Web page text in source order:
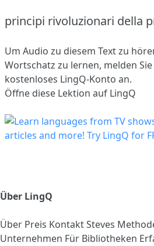
principi rivoluzionari della
Um Audio zu diesem Text zu
Wortschatz zu lernen, melden
kostenloses LingQ-Konto an.
Öffne diese Lektion auf LingQ
Über LingQ
Über Preis KontaktSteves
Unternehmen Für Bibliotheken